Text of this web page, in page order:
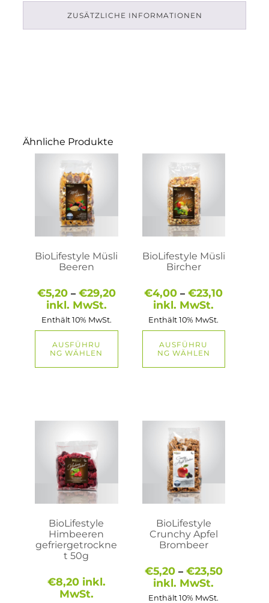
ZUSÄTZLICHE INFORMATIONEN
Ähnliche Produkte
BioLifestyle Müsli
Beeren
€5,20 – €29,20Preisspanne:
inkl. MwSt.
Enthält 10% MwSt.
AUSFÜHRU
NG WÄHLEN
Produkt
weist
mehrere
Varianten
Optionen
auf
gewählt
werden
BioLifestyle Müsli
Bircher
€4,00 –€23,10
inkl. MwSt.
Enthält 10% MwSt.
AUSFÜHRU
NG WÄHLEN
Produkt
mehrere
Varianten
Optionen
auf
gewählt
werden
BioLifestyle
Himbeeren
gefriergetrockne
t 50g
€8,20 inkl.
MwSt.
BioLifestyle
Crunchy Apfel
Brombeer
€5,20 – €23,50
inkl. MwSt.
Enthält 10% MwSt.
Produkt
weist
mehrere
Varianten
Optionen
der
Produktseite
werden